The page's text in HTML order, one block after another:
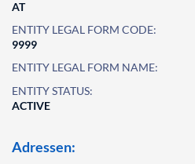
AT
ENTITY LEGAL FORM CODE:
9999
ENTITY LEGAL FORM NAME:
ENTITY STATUS:
ACTIVE
Adressen: